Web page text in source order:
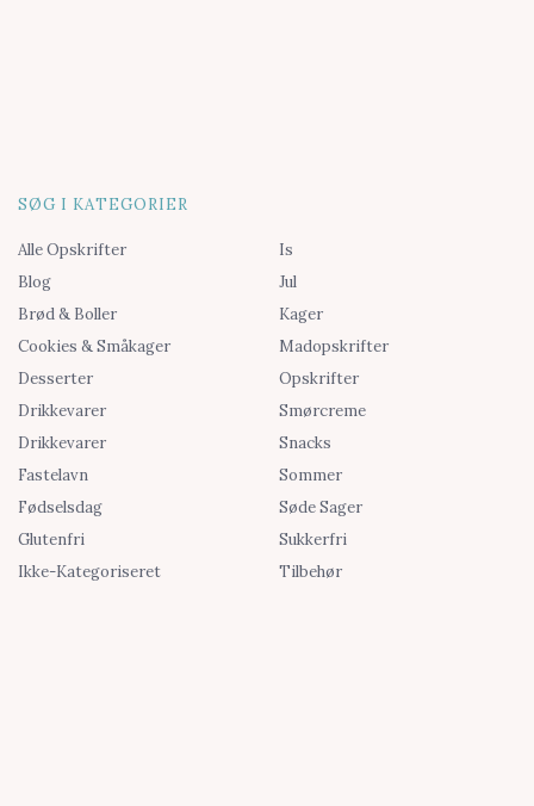
SØG I KATEGORIER
Alle Opskrifter
Blog
Brød & Boller
Cookies & Småkager
Desserter
Drikkevarer
Drikkevarer
Fastelavn
Fødselsdag
Glutenfri
Ikke-Kategoriseret
Is
Jul
Kager
Madopskrifter
Opskrifter
Smørcreme
Snacks
Sommer
Søde Sager
Sukkerfri
Tilbehør